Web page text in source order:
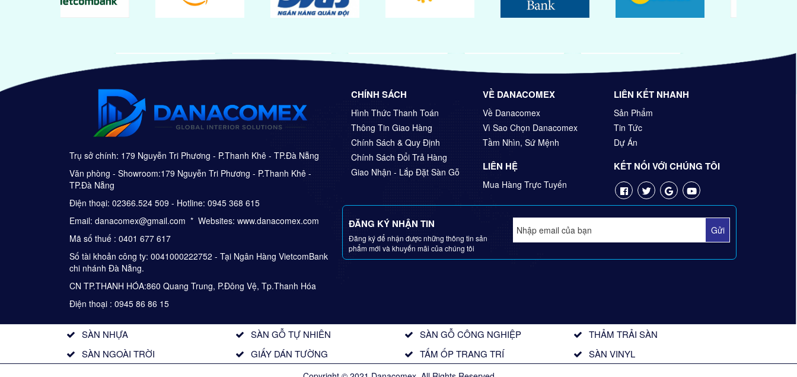
Trụ sở chính: 179 Nguyễn Tri Phương - P.Thanh Khê - TP.Đà Nẵng
Văn phòng - Showroom:179 Nguyễn Tri Phương - P.Thanh Khê -
TP.Đà Nẵng
Điện thoại: 02366.524 509 - Hotline: 0945 368 615
Email: danacomex@gmail.com * Websites: www.danacomex.com
Mã số thuế : 0401 677 617
Số tài khoản công ty: 0041000222752 - Tại Ngân Hàng VietcomBank
chi nhánh Đà Nẵng.
CN TP.THANH HÓA:860 Quang Trung, P.Đông Vệ, Tp.Thanh Hóa
Điện thoại : 0945 86 86 15
CHÍNH SÁCH
Hình Thức Thanh Toán
Thông Tin Giao Hàng
Chính Sách & Quy Định
Chính Sách Đổi Trả Hàng
Giao Nhận - Lắp Đặt Sàn Gỗ
VỀ DANACOMEX
Về Danacomex
Vì Sao Chọn Danacomex
Tầm Nhìn, Sứ Mệnh
LIÊN HỆ
Mua Hàng Trực Tuyến
LIÊN KẾT NHANH
Sản Phẩm
Tin Tức
Dự Án
KẾT NỐI VỚI CHÚNG TÔI
ĐĂNG KÝ NHẬN TIN
Đăng ký để nhận được những thông tin sản
phẩm mới và khuyến mãi của chúng tôi
SÀN NHỰA SÀN GỖ TỰ NHIÊN SÀN GỖ CÔNG NGHIỆP
THẢM TRẢI SÀN
SÀN NGOÀI TRỜI
GIẤY DÁN TƯỜNG TẤM ỐP TRANG TRÍ SÀN VINYL